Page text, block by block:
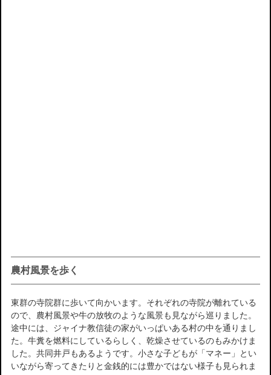
農村風景を歩く
東群の寺院群に歩いて向かいます。それぞれの寺院が離れている
ので、農村風景や牛の放牧のような風景も見ながら巡りました。
途中には、ジャイナ教信徒の家がいっぱいある村の中を通りまし
た。牛糞を燃料にしているらしく、乾燥させているのもみかけま
した。共同井戸もあるようです。小さな子どもが「マネー」とい
いながら寄ってきたりと金銭的には豊かではない様子も見られま